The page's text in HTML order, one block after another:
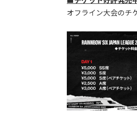
オフライン大会のチ